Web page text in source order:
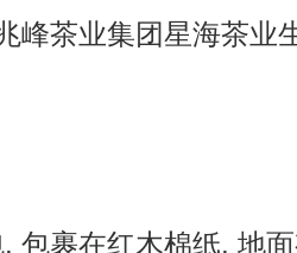
普洱茶养生
峰茶业集团星海茶业
包裹在红木棉纸, 地